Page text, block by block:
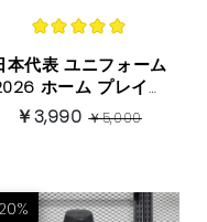
代表 ユニフォーム
ホーム プレイヤ
ーバージョン 长袖
￥3,990￥5,000